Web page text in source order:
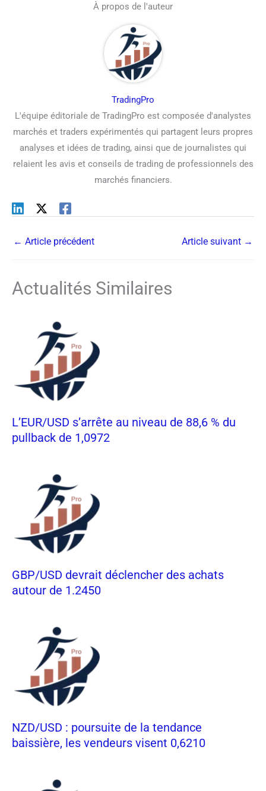
À propos de l'auteur
TradingPro
L'équipe éditoriale de TradingPro est composée d'analystes
marchés et traders expérimentés qui partagent leurs propres
analyses et idées de trading, ainsi que de journalistes qui
relaient les avis et conseils de trading de professionnels des
marchés financiers.
← Article précédent Article suivant →
Actualités Similaires
L’EUR/USD s’arrête au niveau de 88,6 % du
pullback de 1,0972
GBP/USD devrait déclencher des achats
autour de 1.2450
NZD/USD : poursuite de la tendance
baissière, les vendeurs visent 0,6210